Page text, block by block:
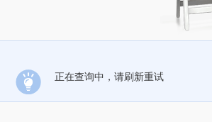
正在查询中，请刷新重试